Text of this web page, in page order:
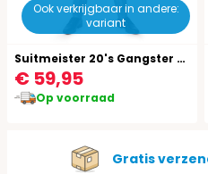
Ook verkrijgbaar in andere:
variant
Suitmeister 20's Gangster Pak Jongens
€ 59,95
Op voorraad
Gratis